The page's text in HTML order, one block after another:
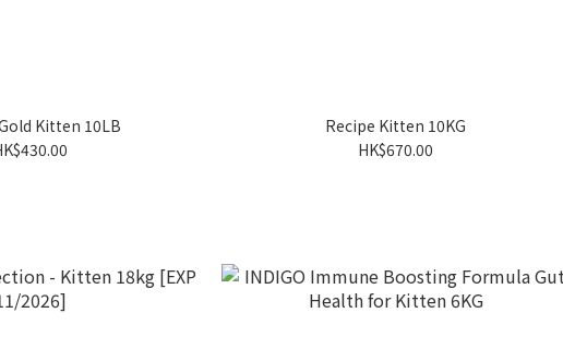
Kitten 10LB
Recipe Kitten 10KG
HK$670.00